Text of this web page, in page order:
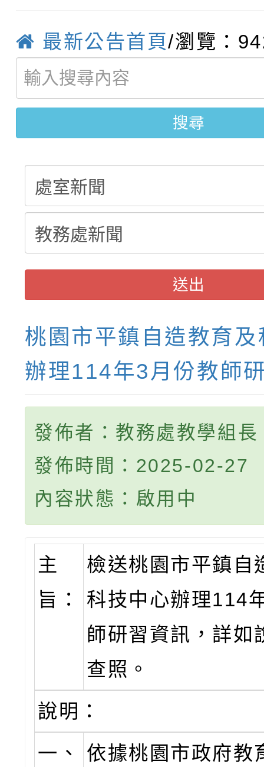
城市手牽手，綠能透明
畫影片一案
轉知：「115學年度全
劇比賽實施要點」及修
表
轉知：桃園市115年度
敬師藝文競賽』實施計
【甄選結果(第11招)】
學年度第1學期第7次
結果(第11招)
【甄選結果(第3招)】
學年度第1學期第9次代
結果(第3招)
最新公告首頁/瀏覽：
搜尋
送出
桃園市平鎮自造教育
辦理114年3月份教師
發佈者：教務處教學組長
發佈時間：2025-02-27
內容狀態：啟用中
主
旨：
檢送桃園市平鎮自
科技中心辦理114
師研習資訊，詳如
查照。
說明：
一、
依據桃園市政府教